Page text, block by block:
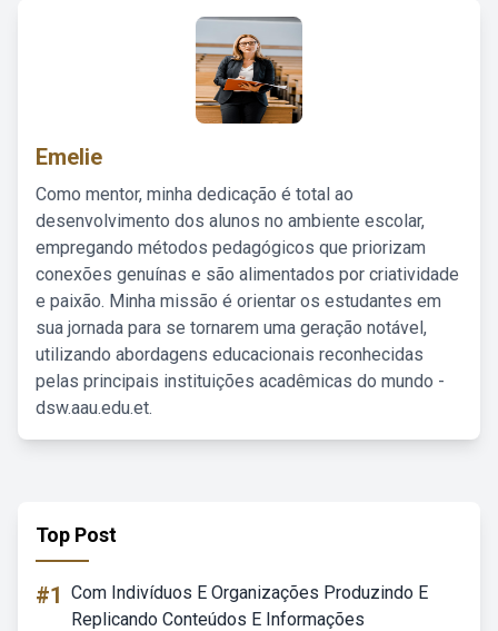
Emelie
Como mentor, minha dedicação é total ao
desenvolvimento dos alunos no ambiente escolar,
empregando métodos pedagógicos que priorizam
conexões genuínas e são alimentados por criatividade
e paixão. Minha missão é orientar os estudantes em
sua jornada para se tornarem uma geração notável,
utilizando abordagens educacionais reconhecidas
pelas principais instituições acadêmicas do mundo -
dsw.aau.edu.et.
Top Post
#1 Com Indivíduos E Organizações Produzindo E
Replicando Conteúdos E Informações